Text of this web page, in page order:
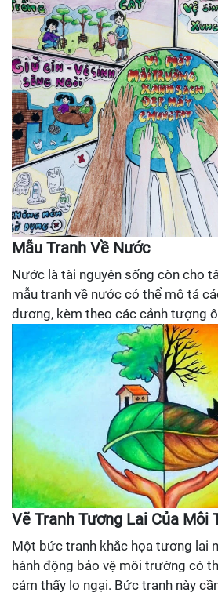
Mẫu Tranh Về Nước
Nước là tài nguyên sống còn cho
mẫu tranh về nước có thể mô tả
dương, kèm theo các cảnh tượng
Vẽ Tranh Tương Lai Của Môi
Một bức tranh khắc họa tương lai
hành động bảo vệ môi trường có
cảm thấy lo ngại. Bức tranh này